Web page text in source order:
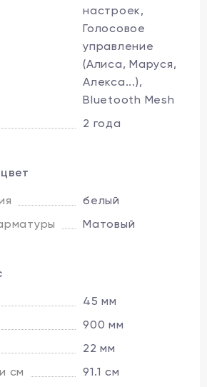
настроек,
Голосовое
управление
(Алиса, Маруся,
Алекса...),
Bluetooth Mesh
2 года
белый
Матовый
45 мм
900 мм
22 мм
см
91.1 см